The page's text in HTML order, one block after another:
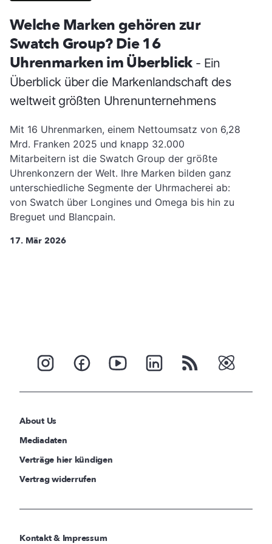
Welche Marken gehören zur
Swatch Group? Die 16
Uhrenmarken im Überblick - Ein
Überblick über die Markenlandschaft des
weltweit größten Uhrenunternehmens
Mit 16 Uhrenmarken, einem Nettoumsatz von 6,28
Mrd. Franken 2025 und knapp 32.000
Mitarbeitern ist die Swatch Group der größte
Uhrenkonzern der Welt. Ihre Marken bilden ganz
unterschiedliche Segmente der Uhrmacherei ab:
von Swatch über Longines und Omega bis hin zu
Breguet und Blancpain.
17. Mär 2026
About Us
Mediadaten
Verträge hier kündigen
Vertrag widerrufen
Kontakt & Impressum